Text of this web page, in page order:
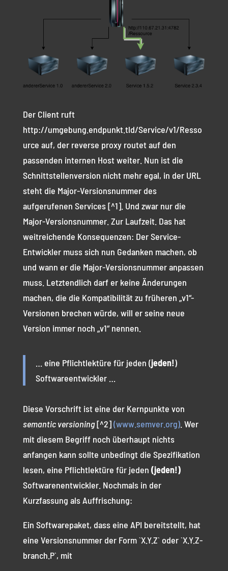
Der Client ruft
http://umgebung.endpunkt.tld/Service/v1/Resso
urce auf, der reverse proxy routet auf den
passenden internen Host weiter. Nun ist die
Schnittstellenversion nicht mehr egal, in der URL
steht die Major-Versionsnummer des
aufgerufenen Services [^1]. Und zwar nur die
Major-Versionsnummer. Zur Laufzeit. Das hat
weitreichende Konsequenzen: Der Service-
Entwickler muss sich nun Gedanken machen, ob
und wann er die Major-Versionsnummer anpassen
muss. Letztendlich darf er keine Änderungen
machen, die die Kompatibilität zu früheren „v1“-
Versionen brechen würde, will er seine neue
Version immer noch „v1“ nennen.
… eine Pflichtlektüre für jeden (jeden!)
Softwareentwickler …
Diese Vorschrift ist eine der Kernpunkte von
semantic versioning[^2](www.semver.org). Wer
mit diesem Begriff noch überhaupt nichts
anfangen kann sollte unbedingt die Spezifikation
lesen, eine Pflichtlektüre für jeden (jeden!)
Softwarenentwickler. Nochmals in der
Kurzfassung als Auffrischung:
Ein Softwarepaket, dass eine API bereitstellt, hat
eine Versionsnummer der Form `X.Y.Z` oder `X.Y.Z-
branch.P`, mit